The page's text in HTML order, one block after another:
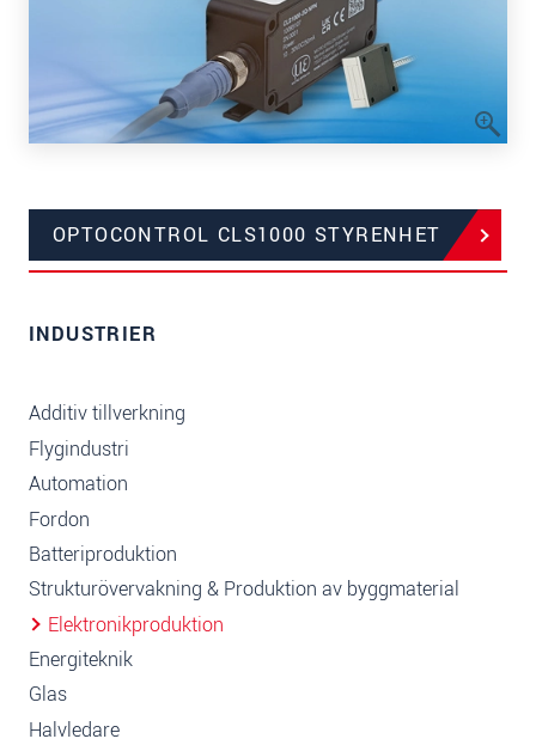
OPTOCONTROL CLS1000 STYRENHET
INDUSTRIER
Additiv tillverkning
Flygindustri
Automation
Fordon
Batteriproduktion
Strukturövervakning & Produktion av byggmaterial
Elektronikproduktion
Energiteknik
Glas
Halvledare